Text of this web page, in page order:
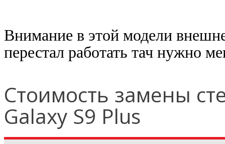
Внимание в этой модели
перестал работать тач нужно
Стоимость замены
Galaxy S9 Plus